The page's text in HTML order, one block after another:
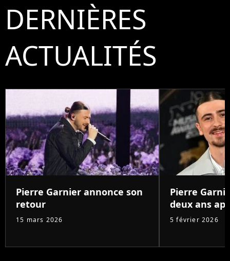
DERNIÈRES
ACTUALITÉS
Pierre Garnier annonce son
retour
15 mars 2026
Pierre
deux ans
5 février 2026